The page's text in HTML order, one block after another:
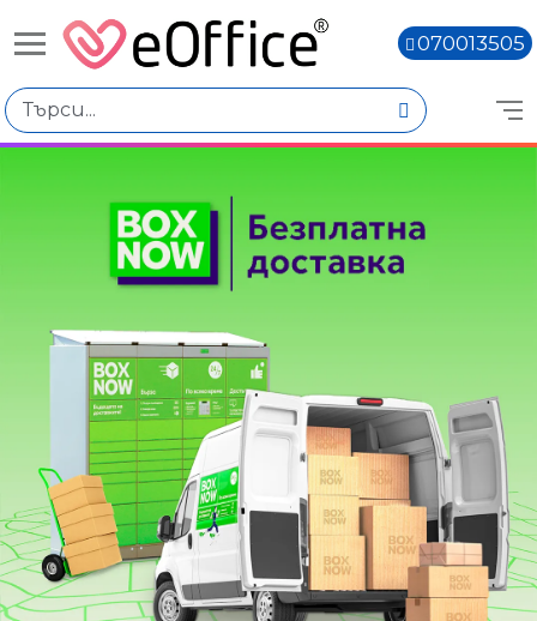
070013505
Избери по
Цена
€0.61 - €0.80
Вид продукт
Газирани напитки
Количество
Наличен
Няма наличност